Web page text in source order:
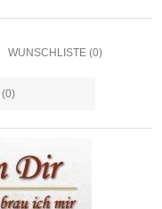
WUNSCHLISTE (0)
(0)